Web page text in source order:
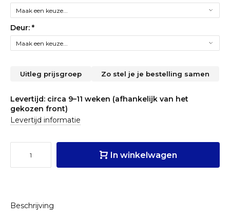
Deur: *
Uitleg prijsgroep Zo stel je je bestelling samen
Levertijd: circa 9–11 weken (afhankelijk van het
gekozen front)
Levertijd informatie
In winkelwagen
Beschrijving